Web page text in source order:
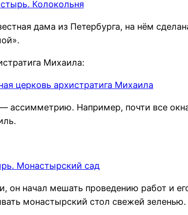
дама из Петербурга, на нём
».
Михаила:
ассимметрию. Например, почти все
начал мешать проведению работ и
монастырский стол свежей зеленью.